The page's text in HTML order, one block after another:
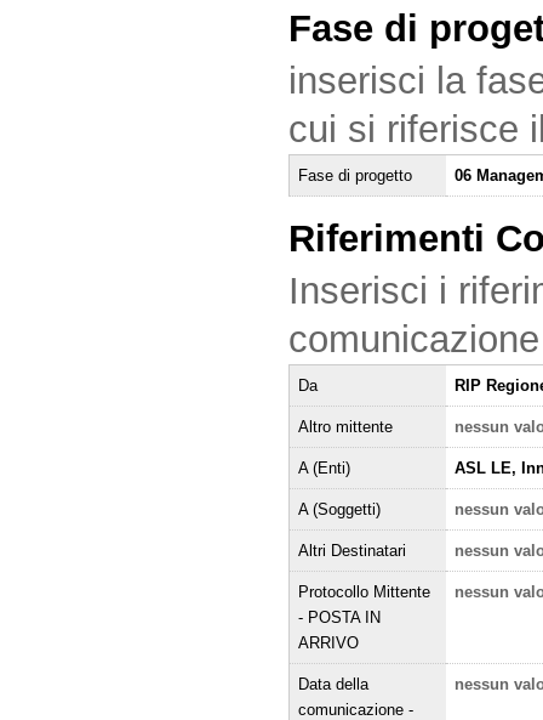
Fase di
inserisci la
cui si riferisce
Fase di progetto 06
Riferimenti
Inserisci i
comunicazione
Da RIP
Altro mittente nessun
A (Enti) ASL LE,
A (Soggetti) nessun
Altri Destinatari nessun
Protocollo Mittente
- POSTA IN
ARRIVO
nessun
Data della
comunicazione -
nessun